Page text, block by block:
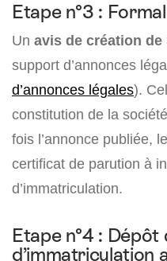
Etape n°3 :
Un avis de création de
support d’annonces
d’annonces légales).
constitution de la
fois l’annonce publiée,
certificat de parution à
d’immatriculation.
Etape n°4 : Dépôt
d’immatriculation